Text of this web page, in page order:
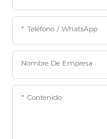
Teléfono / WhatsApp
Nombre De Empresa
Contenido